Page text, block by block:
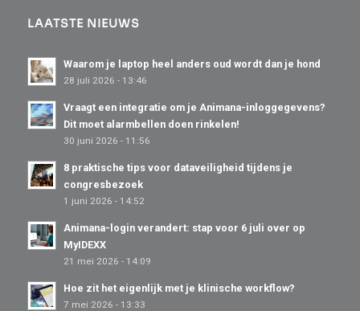
LAATSTE NIEUWS
Waarom je laptop heel anders oud wordt dan je hond
28 juli 2026 - 13:46
Vraagt een integratie om je Animana-inloggegevens?
Dit moet alarmbellen doen rinkelen!
30 juni 2026 - 11:56
8 praktische tips voor dataveiligheid tijdens je
congresbezoek
1 juni 2026 - 14:52
Animana-login verandert: stap voor 6 juli over op
MyIDEXX
21 mei 2026 - 14:09
Hoe zit het eigenlijk met je klinische workflow?
7 mei 2026 - 13:33